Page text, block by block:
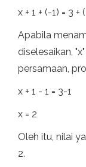
x + 1 + (-1) = 3 +
Apabila
diselesaikan,
persamaan,
x + 1 - 1 = 3-1
x = 2
Oleh itu, nilai
2.